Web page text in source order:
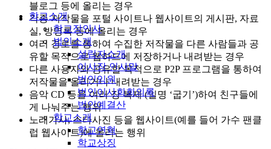
학교소개
학교장인사
법인소개
설립자소개
이사장 인사말
법인임원
법인이사회회의록
법인예결산
학교소개
학교연혁
학교상징
블로그 등에 올리는 경우
각종 저작물을 포털 사이트나 웹사이트의 게시판, 자료
실, 방명록 등에 올리는 경우
여러 경로를 통하여 수집한 저작물을 다른 사람들과 공
유할 목적으로 웹하드에 저장하거나 내려받는 경우
다른 사용자와 공유할 목적으로 P2P 프로그램을 통하여
저작물을 올리거나 내려받는 경우
음악 CD 등을 여러 장 복제 (일명 ‘굽기’)하여 친구들에
게 나눠주는 행위
노래가사, 스타사진 등을 웹사이트(예를 들어 가수 팬클
럽 웹사이트)에 올리는 행위